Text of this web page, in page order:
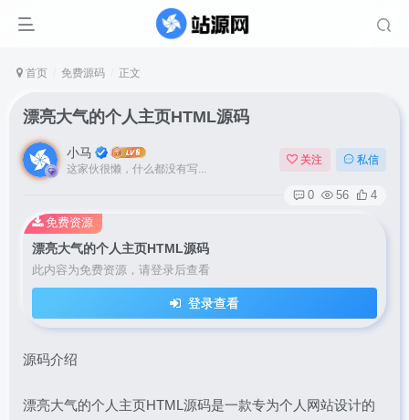
首页 免费源码 正文
漂亮大气的个人主页HTML源码
小马
这家伙很懒，什么都没有写...
关注 私信
0 56 4
漂亮大气的个人主页HTML源码
此内容为免费资源，请登录后查看
登录查看
免费资源
源码介绍
漂亮大气的个人主页HTML源码是一款专为个人网站设计的